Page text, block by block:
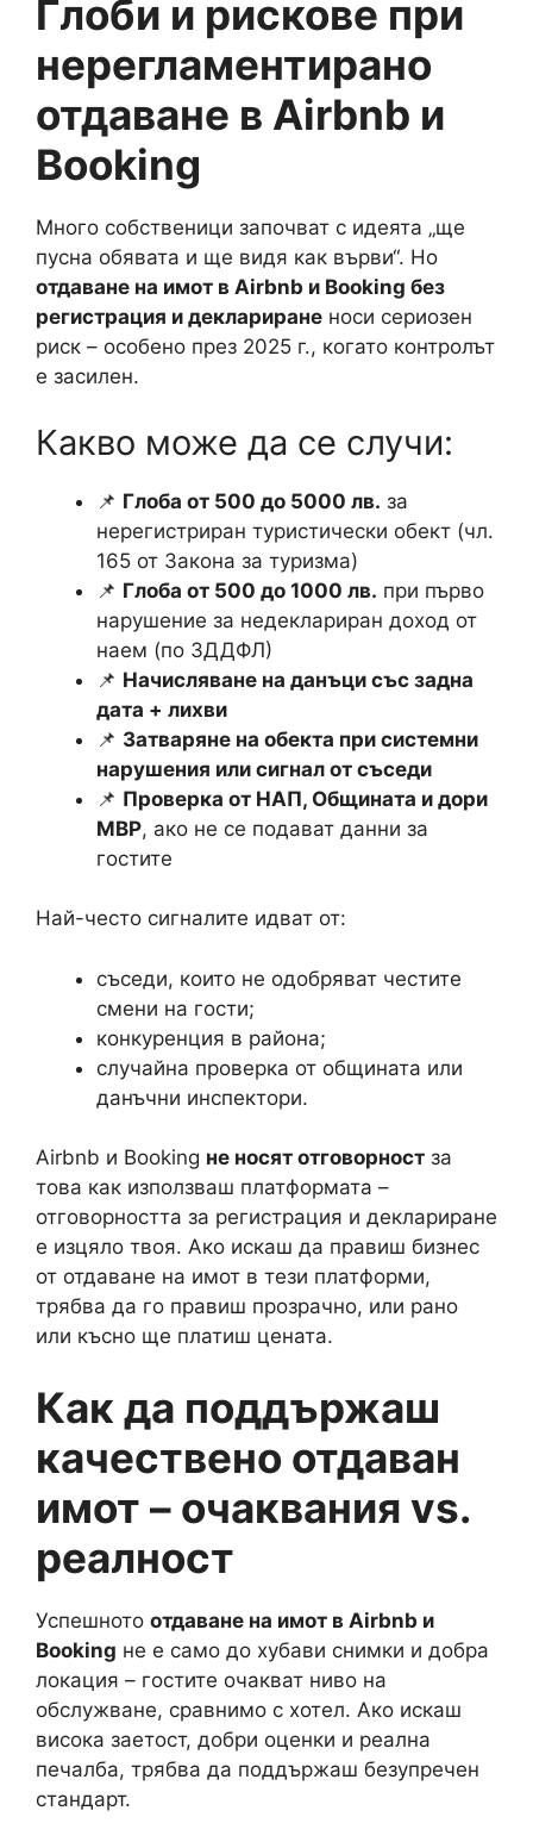
Глоби и рискове при
нерегламентирано
отдаване в Airbnb и
Booking
Много собственици започват с идеята „ще
пусна обявата и ще видя как върви“. Но
отдаване на имот в Airbnb и Booking без
регистрация и деклариране носи сериозен
риск – особено през 2025 г., когато контролът
е засилен.
Какво може да се случи:
📌 Глоба от 500 до 5000 лв. за
нерегистриран туристически обект (чл.
165 от Закона за туризма)
📌 Глоба от 500 до 1000 лв. при първо
нарушение за недеклариран доход от
наем (по ЗДДФЛ)
📌 Начисляване на данъци със задна
дата + лихви
📌 Затваряне на обекта при системни
нарушения или сигнал от съседи
📌 Проверка от НАП, Общината и дори
МВР, ако не се подават данни за
гостите
Най-често сигналите идват от:
съседи, които не одобряват честите
смени на гости;
конкуренция в района;
случайна проверка от общината или
данъчни инспектори.
Airbnb и Booking не носят отговорност за
това как използваш платформата –
отговорността за регистрация и деклариране
е изцяло твоя. Ако искаш да правиш бизнес
от отдаване на имот в тези платформи,
трябва да го правиш прозрачно, или рано
или късно ще платиш цената.
Как да поддържаш
качествено отдаван
имот – очаквания vs.
реалност
Успешното отдаване на имот в Airbnb и
Booking не е само до хубави снимки и добра
локация – гостите очакват ниво на
обслужване, сравнимо с хотел. Ако искаш
висока заетост, добри оценки и реална
печалба, трябва да поддържаш безупречен
стандарт.